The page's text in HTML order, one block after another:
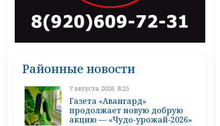
Районные новости
7 августа 2026, 8:25
Газета «Авангард»
продолжает новую добрую
акцию — «Чудо-урожай‑2026»